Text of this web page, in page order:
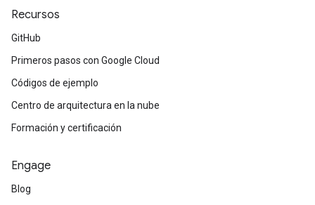
Recursos
GitHub
Primeros pasos con Google Cloud
Códigos de ejemplo
Centro de arquitectura en la nube
Formación y certificación
Engage
Blog